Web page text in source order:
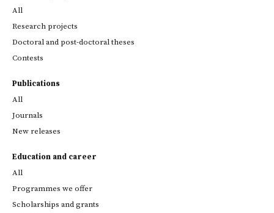
All
Research projects
Doctoral and post-doctoral theses
Contests
Publications
All
Journals
New releases
Education and career
All
Programmes we offer
Scholarships and grants